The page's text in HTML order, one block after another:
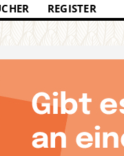
REGISTER